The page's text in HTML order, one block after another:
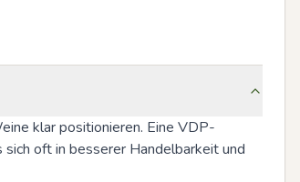
klar positionieren. Eine VDP-
oft in besserer Handelbarkeit und